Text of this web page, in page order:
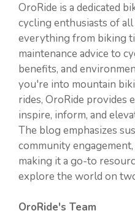
OroRide is a dedicated
cycling enthusiasts of
everything from biking
maintenance advice to
benefits, and
you're into mountain
rides, OroRide provides
inspire, inform, and
The blog emphasizes
community
making it a go-to
explore the world on
OroRide's Team